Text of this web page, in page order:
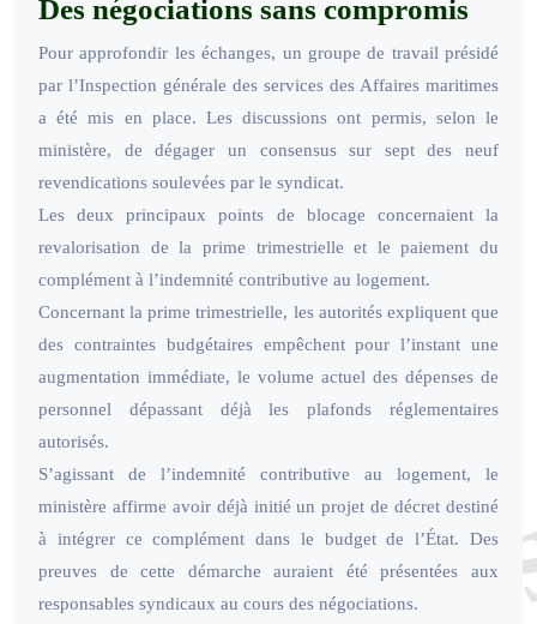
Des négociations sans compromis
Pour approfondir les échanges, un groupe de travail présidé
par l’Inspection générale des services des Affaires maritimes
a été mis en place. Les discussions ont permis, selon le
ministère, de dégager un consensus sur sept des neuf
revendications soulevées par le syndicat.
Les deux principaux points de blocage concernaient la
revalorisation de la prime trimestrielle et le paiement du
complément à l’indemnité contributive au logement.
Concernant la prime trimestrielle, les autorités expliquent que
des contraintes budgétaires empêchent pour l’instant une
augmentation immédiate, le volume actuel des dépenses de
personnel dépassant déjà les plafonds réglementaires
autorisés.
S’agissant de l’indemnité contributive au logement, le
ministère affirme avoir déjà initié un projet de décret destiné
à intégrer ce complément dans le budget de l’État. Des
preuves de cette démarche auraient été présentées aux
responsables syndicaux au cours des négociations.